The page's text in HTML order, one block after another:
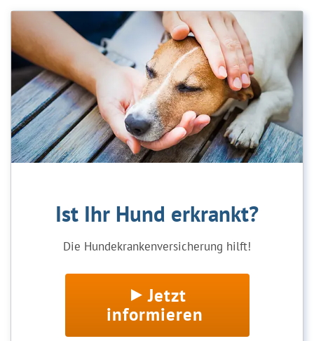
Ist Ihr Hund erkrankt?
Die Hundekrankenversicherung hilft!
Jetzt
informieren